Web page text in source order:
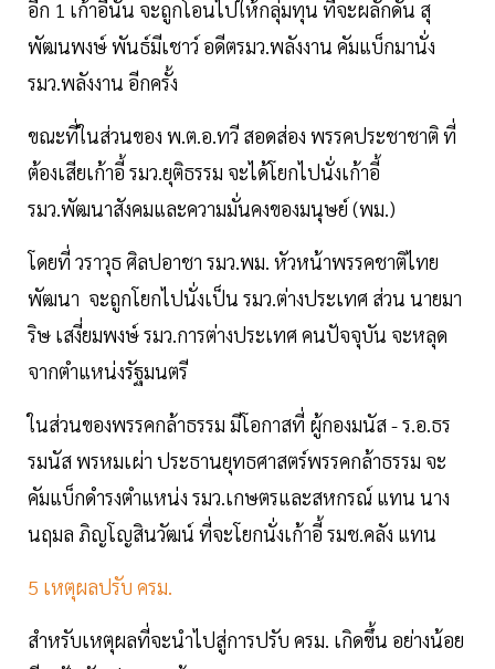
อีก 1 เก้าอี้นั้น จะถูกโอนไปให้กลุ่มทุน ที่จะผลักดัน สุ
พัฒนพงษ์ พันธ์มีเชาว์ อดีตรมว.พลังงาน คัมแบ็กมานั่ง
รมว.พลังงาน อีกครั้ง
ขณะที่ในส่วนของ พ.ต.อ.ทวี สอดส่อง พรรคประชาชาติ ที่
ต้องเสียเก้าอี้ รมว.ยุติธรรม จะได้โยกไปนั่งเก้าอี้
รมว.พัฒนาสังคมและความมั่นคงของมนุษย์ (พม.)
โดยที่ วราวุธ ศิลปอาชา รมว.พม. หัวหน้าพรรคชาติไทย
พัฒนา จะถูกโยกไปนั่งเป็น รมว.ต่างประเทศ ส่วน นายมา
ริษ เสงี่ยมพงษ์ รมว.การต่างประเทศ คนปัจจุบัน จะหลุด
จากตำแหน่งรัฐมนตรี
ในส่วนของพรรคกล้าธรรม มีโอกาสที่ ผู้กองมนัส - ร.อ.ธร
รมนัส พรหมเผ่า ประธานยุทธศาสตร์พรรคกล้าธรรม จะ
คัมแบ็กดำรงตำแหน่ง รมว.เกษตรและสหกรณ์ แทน นาง
นฤมล ภิญโญสินวัฒน์ ที่จะโยกนั่งเก้าอี้ รมช.คลัง แทน
5 เหตุผลปรับ ครม.
สำหรับเหตุผลที่จะนำไปสู่การปรับ ครม. เกิดขึ้น อย่างน้อย